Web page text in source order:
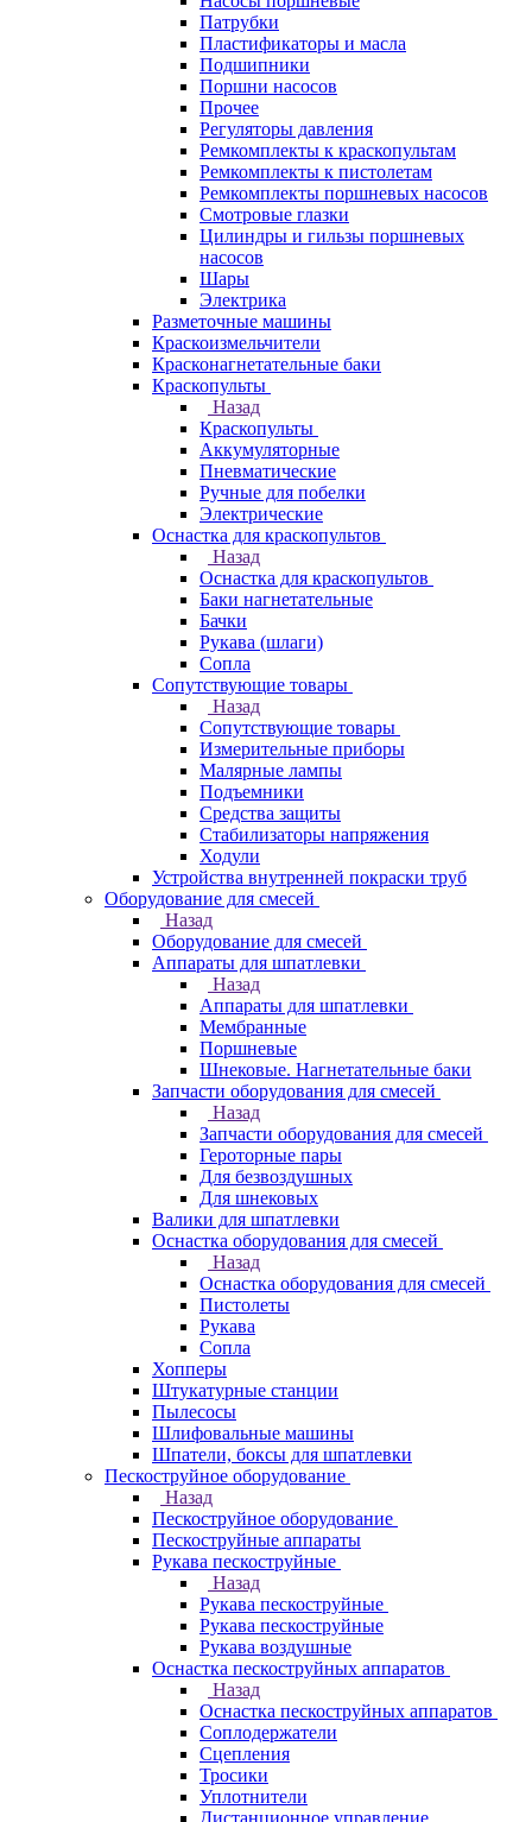
Патрубки
Пластификаторы и масла
Подшипники
Поршни насосов
Прочее
Регуляторы давления
Ремкомплекты к краскопультам
Ремкомплекты к пистолетам
Ремкомплекты поршневых насосов
Смотровые глазки
Цилиндры и гильзы поршневых
насосов
Шары
Электрика
Разметочные машины
Краскоизмельчители
Красконагнетательные баки
Краскопульты
Назад
Краскопульты
Аккумуляторные
Пневматические
Ручные для побелки
Электрические
Оснастка для краскопультов
Назад
Оснастка для краскопультов
Баки нагнетательные
Бачки
Рукава (шлаги)
Сопла
Сопутствующие товары
Назад
Сопутствующие товары
Измерительные приборы
Малярные лампы
Подъемники
Средства защиты
Стабилизаторы напряжения
Ходули
Устройства внутренней покраски труб
Оборудование для смесей
Назад
Оборудование для смесей
Аппараты для шпатлевки
Назад
Аппараты для шпатлевки
Мембранные
Поршневые
Шнековые. Нагнетательные баки
Запчасти оборудования для смесей
Назад
Запчасти оборудования для смесей
Героторные пары
Для безвоздушных
Для шнековых
Валики для шпатлевки
Оснастка оборудования для смесей
Назад
Оснастка оборудования для смесей
Пистолеты
Рукава
Сопла
Хопперы
Штукатурные станции
Пылесосы
Шлифовальные машины
Шпатели, боксы для шпатлевки
Пескоструйное оборудование
Назад
Пескоструйное оборудование
Пескоструйные аппараты
Рукава пескоструйные
Назад
Рукава пескоструйные
Рукава пескоструйные
Рукава воздушные
Оснастка пескоструйных аппаратов
Назад
Оснастка пескоструйных аппаратов
Соплодержатели
Сцепления
Тросики
Уплотнители
Дистанционное управление